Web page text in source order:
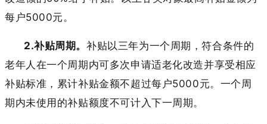
每户5000元。
2.补贴周期。补贴以三年为一个周期，符合条件的
老年人在一个周期内可多次申请适老化改造并享受相应
补贴标准，累计补贴金额不超过每户5000元。一个周
期内未使用的补贴额度不可计入下一周期。